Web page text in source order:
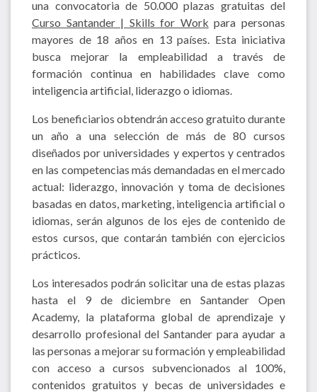
una convocatoria de 50.000 plazas gratuitas del
Curso Santander | Skills for Work para personas
mayores de 18 años en 13 países. Esta iniciativa
busca mejorar la empleabilidad a través de
formación continua en habilidades clave como
inteligencia artificial, liderazgo o idiomas.
Los beneficiarios obtendrán acceso gratuito durante
un año a una selección de más de 80 cursos
diseñados por universidades y expertos y centrados
en las competencias más demandadas en el mercado
actual: liderazgo, innovación y toma de decisiones
basadas en datos, marketing, inteligencia artificial o
idiomas, serán algunos de los ejes de contenido de
estos cursos, que contarán también con ejercicios
prácticos.
Los interesados podrán solicitar una de estas plazas
hasta el 9 de diciembre en Santander Open
Academy, la plataforma global de aprendizaje y
desarrollo profesional del Santander para ayudar a
las personas a mejorar su formación y empleabilidad
con acceso a cursos subvencionados al 100%,
contenidos gratuitos y becas de universidades e